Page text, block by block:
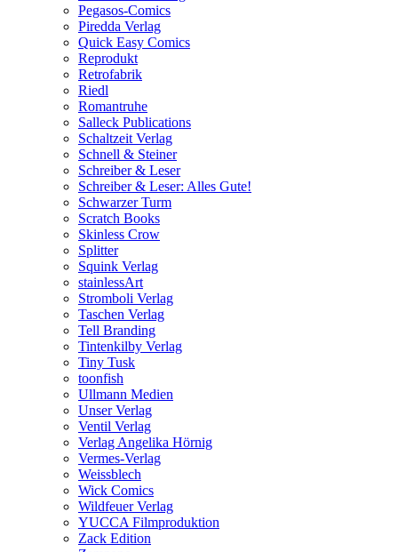
Pegasos-Comics
Piredda Verlag
Quick Easy Comics
Reprodukt
Retrofabrik
Riedl
Romantruhe
Salleck Publications
Schaltzeit Verlag
Schnell & Steiner
Schreiber & Leser
Schreiber & Leser: Alles Gute!
Schwarzer Turm
Scratch Books
Skinless Crow
Splitter
Squink Verlag
stainlessArt
Stromboli Verlag
Taschen Verlag
Tell Branding
Tintenkilby Verlag
Tiny Tusk
toonfish
Ullmann Medien
Unser Verlag
Ventil Verlag
Verlag Angelika Hörnig
Vermes-Verlag
Weissblech
Wick Comics
Wildfeuer Verlag
YUCCA Filmproduktion
Zack Edition